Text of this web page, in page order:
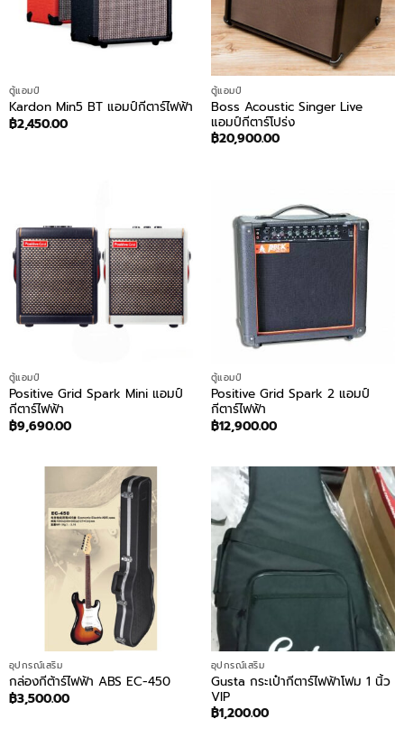
ตู้แอมป์
Kardon Min5 BT แอมป์กีตาร์ไฟฟ้า
฿2,450.00
ตู้แอมป์
Boss Acoustic Singer Live
แอมป์กีตาร์โปร่ง
฿20,900.00
ตู้แอมป์
Positive Grid Spark Mini แอมป์
กีตาร์ไฟฟ้า
฿9,690.00
ตู้แอมป์
Positive Grid Spark 2 แอมป์
กีตาร์ไฟฟ้า
฿12,900.00
อุปกรณ์เสริม
กล่องกีต้าร์ไฟฟ้า ABS EC-450
฿3,500.00
อุปกรณ์เสริม
Gusta กระเป๋ากีตาร์ไฟฟ้าโฟม 1 นิ้ว
VIP
฿1,200.00